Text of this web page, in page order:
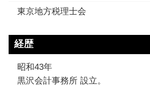
東京地方税理士会
経歴
昭和43年
黒沢会計事務所 設立。